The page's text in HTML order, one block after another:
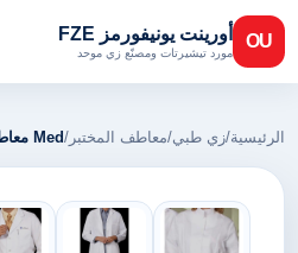
OU أورينت يونيفورمز FZE
مورد تيشيرتات ومصنّع زي موحد
الرئيسية/زي طبي/معاطف المختبر /Med معاطف مختبر تصميم